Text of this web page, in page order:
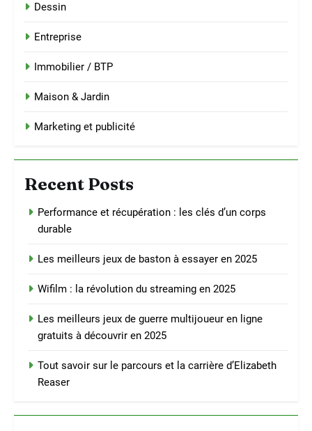
Dessin
Entreprise
Immobilier / BTP
Maison & Jardin
Marketing et publicité
Recent Posts
Performance et récupération : les clés d’un corps
durable
Les meilleurs jeux de baston à essayer en 2025
Wifilm : la révolution du streaming en 2025
Les meilleurs jeux de guerre multijoueur en ligne
gratuits à découvrir en 2025
Tout savoir sur le parcours et la carrière d’Elizabeth
Reaser